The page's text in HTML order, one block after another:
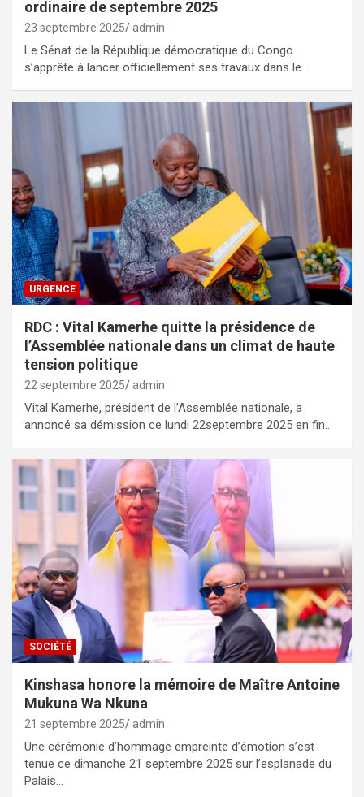
ordinaire de septembre 2025
23 septembre 2025 admin
Le Sénat de la République démocratique du Congo
s’apprête à lancer officiellement ses travaux dans le…
URGENCE
RDC : Vital Kamerhe quitte la présidence de
l’Assemblée nationale dans un climat de haute
tension politique
22 septembre 2025 admin
Vital Kamerhe, président de l’Assemblée nationale, a
annoncé sa démission ce lundi 22septembre 2025 en fin…
SOCIÉTÉ
Kinshasa honore la mémoire de Maître Antoine
Mukuna Wa Nkuna
21 septembre 2025 admin
Une cérémonie d’hommage empreinte d’émotion s’est
tenue ce dimanche 21 septembre 2025 sur l’esplanade du
Palais…